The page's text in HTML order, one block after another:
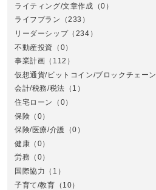
ライティング/文章作成 （0）
ライフプラン
（233）
リーダーシップ（234）
不動産投資 （0）
事業計画 （112）
仮想通貨/ビットコイン/ブロックチェーン
会計/税務/税法 （1）
住宅ローン
（0）
保険 （0）
保険/医療/介護 （0）
健康 （0）
労務 （0）
国際協力 （1）
子育て/教育 （10）